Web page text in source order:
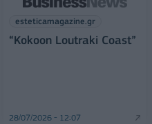
esteticamagazine.gr
“Kokoon Loutraki Coast”
28/07/2026 - 12:07